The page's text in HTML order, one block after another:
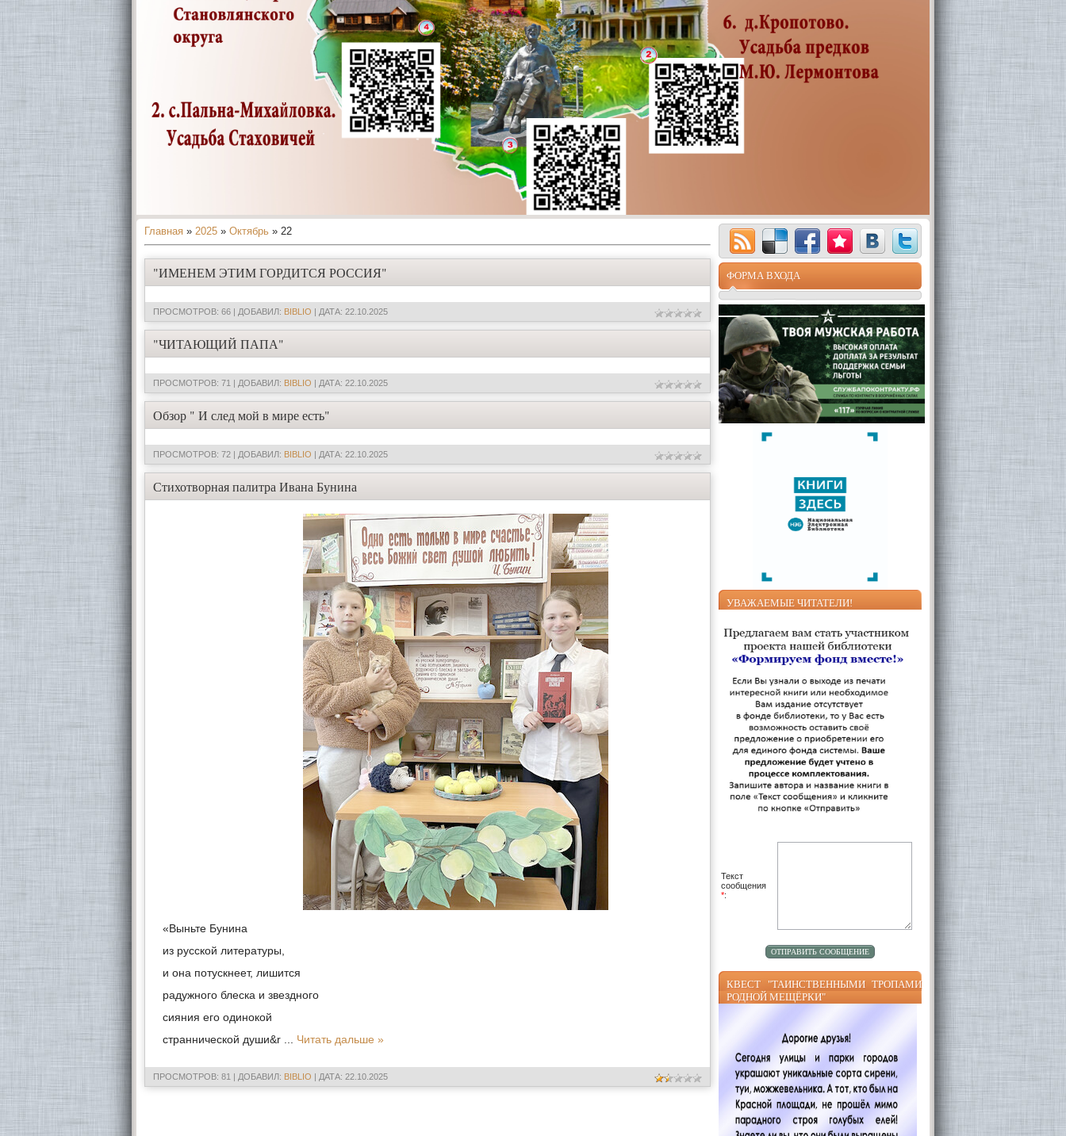
Главная » 2025 » Октябрь » 22
"ИМЕНЕМ ЭТИМ ГОРДИТСЯ РОССИЯ"
ПРОСМОТРОВ: 66 | ДОБАВИЛ: BIBLIO | ДАТА: 22.10.2025
"ЧИТАЮЩИЙ ПАПА"
ПРОСМОТРОВ: 71 | ДОБАВИЛ: BIBLIO | ДАТА: 22.10.2025
Обзор " И след мой в мире есть"
ПРОСМОТРОВ: 72 | ДОБАВИЛ: BIBLIO | ДАТА: 22.10.2025
Стихотворная палитра Ивана Бунина
«Выньте Бунина
из русской литературы,
и она потускнеет, лишится
радужного блеска и звездного
сияния его одинокой
страннической души&r
Читать дальше »
ПРОСМОТРОВ: 81 | ДОБАВИЛ: BIBLIO | ДАТА: 22.10.2025
ФОРМА ВХОДА
УВАЖАЕМЫЕ ЧИТАТЕЛИ!
Текст
сообщения
*:
КВЕСТ "ТАИНСТВЕННЫМИ ТРОПАМИ
РОДНОЙ МЕЩЁРКИ"